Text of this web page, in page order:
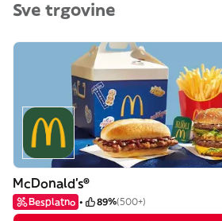
Sve trgovine
McDonald's®
Besplatno 89%(500+)